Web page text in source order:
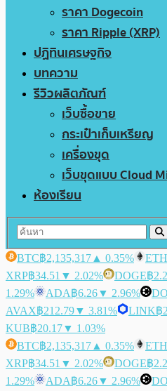
ราคา Dogecoin
ราคา Ripple (XRP)
ปฏิทินเศรษฐกิจ
บทความ
รีวิวผลิตภัณฑ์
เว็บซื้อขาย
กระเป๋าเก็บเหรียญ
เครื่องขุด
เว็บขุดแบบ Cloud
ห้องเรียน
BTC฿2,135,317 ▲ 0.35% ETH
XRP฿34.51 ▼ 2.02% DOGE฿
1.29%
ADA฿6.26▼ 2.96%
AVAX฿212.79▼ 3.81% LINK฿
KUB฿20.17▼ 1.03%
BTC฿2,135,317 ▲ 0.35% ETH
XRP฿34.51 ▼ 2.02% DOGE฿
1.29%
ADA฿6.26▼ 2.96%